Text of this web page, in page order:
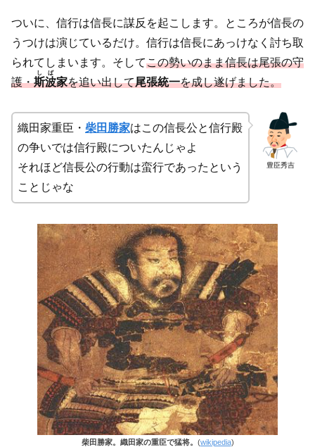
ついに、信行は信長に謀反を起こします。ところが信長の
うつけは演じているだけ。信行は信長にあっけなく討ち取
られてしまいます。そしてこの勢いのまま信長は尾張の守
護・斯波
しば
家を追い出して尾張統一を成し遂げました。
豊臣秀吉
織田家重臣・ 柴田勝家はこの信長公と信行殿
の争いでは信行殿についたんじゃよ
それほど信長公の行動は蛮行であったという
ことじゃな
柴田勝家。織田家の重臣で猛将。 (wikipedia)